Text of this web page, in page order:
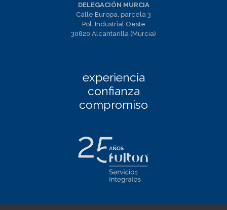
DELEGACIÓN MURCIA
Calle Europa, parcela 3
Pol. Industrial Oeste
30820 Alcantarilla (Murcia)
experiencia
confianza
compromiso